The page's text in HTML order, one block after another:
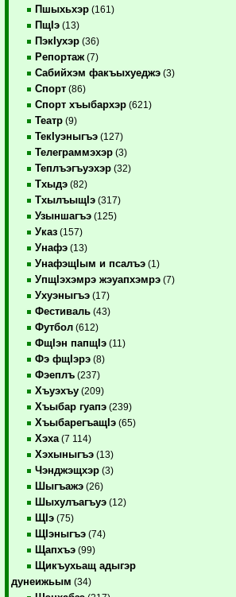
Пшыхьхэр (161)
ПщIэ (13)
ПэкIухэр (36)
Репортаж (7)
Сабийхэм факъыхуеджэ (3)
Спорт (86)
Спорт хъыбархэр (621)
Театр (9)
ТекIуэныгъэ (127)
Телеграммэхэр (3)
Теплъэгъуэхэр (32)
Тхыдэ (82)
ТхылъыщIэ (317)
Узыншагъэ (125)
Указ (157)
Унафэ (13)
УнафэщIым и псалъэ (1)
УпщIэхэмрэ жэуапхэмрэ (7)
Ухуэныгъэ (17)
Фестиваль (43)
Футбол (612)
ФщIэн папщIэ (11)
Фэ фщIэрэ (8)
Фэеплъ (237)
Хъуэхъу (209)
Хъыбар гуапэ (239)
ХъыбарегъащIэ (65)
Хэха (7 114)
Хэхыныгъэ (13)
Чэнджэщхэр (3)
Шыгъажэ (26)
Шыхулъагъуэ (12)
ЩIэ (75)
ЩIэныгъэ (74)
Щапхъэ (99)
Щикъухьащ адыгэр
дунеижьым (34)